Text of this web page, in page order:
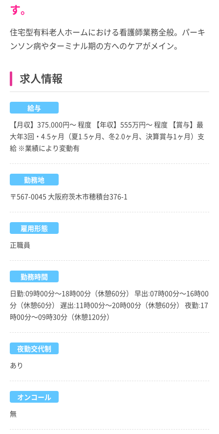
す。
住宅型有料老人ホームにおける看護師業務全般。パーキ
ンソン病やターミナル期の方へのケアがメイン。
求人情報
給与
【月収】375,000円～ 程度 【年収】555万円～ 程度 【賞与】最
大年3回・4.5ヶ月（夏1.5ヶ月、冬2.0ヶ月、決算賞与1ヶ月）支
給 ※業績により変動有
勤務地
〒567-0045 大阪府茨木市穂積台376-1
雇用形態
正職員
勤務時間
日勤:09時00分～18時00分（休憩60分） 早出:07時00分～16時00
分（休憩60分） 遅出:11時00分～20時00分（休憩60分） 夜勤:17
時00分～09時30分（休憩120分）
夜勤交代制
あり
オンコール
無